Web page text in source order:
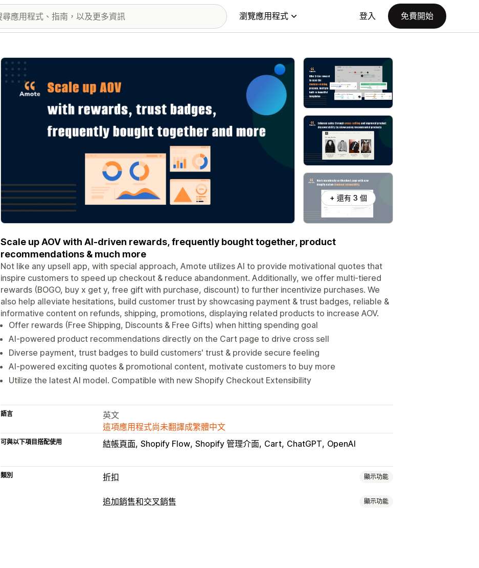
瀏覽應用程式 登入 免費開始
主要圖片圖庫
+ 還有 3 個
Scale up AOV with AI-driven rewards, frequently bought together, product
recommendations & much more
Not like any upsell app, with special approach, Amote utilizes AI to provide motivational quotes that
inspire customers to speed up checkout & reduce abandonment. Additionally, we offer multi-tiered
rewards (BOGO, buy x get y, free gift with purchase, discount) to further incentivize purchases. We
also help alleviate hesitations, build customer trust by showcasing payment & trust badges, reliable &
informative content on refunds, shipping, promotions, displaying related products to increase AOV.
Offer rewards (Free Shipping, Discounts & Free Gifts) when hitting spending goal
AI-powered product recommendations directly on the Cart page to drive cross sell
Diverse payment, trust badges to build customers' trust & provide secure feeling
AI-powered exciting quotes & promotional content, motivate customers to buy more
Utilize the latest AI model. Compatible with new Shopify Checkout Extensibility
語言
英文
這項應用程式尚未翻譯成繁體中文
可與以下項目搭配使用 結帳頁面 Shopify Flow Shopify 管理介面 Cart ChatGPT OpenAI
類別 折扣 顯示功能
折扣類型
追加銷售和交叉銷售 顯示功能